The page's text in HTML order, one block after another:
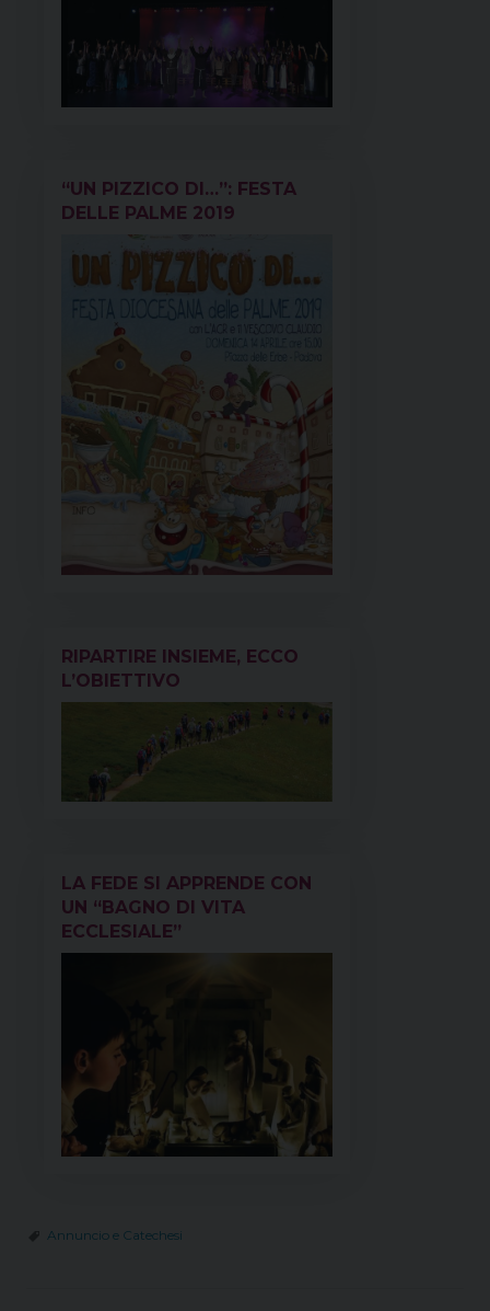
“UN PIZZICO DI…”: FESTA
DELLE PALME 2019
RIPARTIRE INSIEME, ECCO
L’OBIETTIVO
LA FEDE SI APPRENDE CON
UN “BAGNO DI VITA
ECCLESIALE”
Annuncio e Catechesi